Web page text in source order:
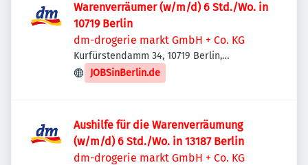
Warenverräumer (w/m/d) 6 Std./Wo. in
10719 Berlin
dm-drogerie markt GmbH + Co. KG
Kurfürstendamm 34, 10719 Berlin,
Deutschland
JOBSinBerlin.de
Aushilfe für die Warenverräumung
(w/m/d) 6 Std./Wo. in 13187 Berlin
dm-drogerie markt GmbH + Co. KG